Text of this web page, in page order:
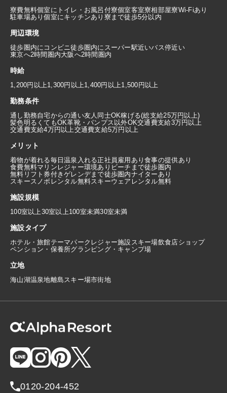
寮費無料個室にトイレ・お風呂付寮個室客室寮相部屋寮Wi-Fiあり
駐車場あり個室にキッチンあり 寮まで徒歩5分以内
周辺環境
徒歩圏内にコンビニ徒歩圏内にスーパー駅近いバス停近い
東京へ2時間圏内大阪へ2時間圏内
時給
1,200円以上1,300円以上1,400円以上1,500円以上
勤務条件
通し勤務自宅からの通い友人同士OK稼げる(総支給25万円以上)
髪色明るくてもOK革靴・パンプス以外OK交通費支給3万円以上
交通費支給4万円以上交通費支給5万円以上
メリット
着物が着れる毎日温泉入れる正社員雇用あり食事の提供あり
食費無料マリンレジャー環境あり ビーチまで徒歩圏内
無料リフト券付きゲレンデまで徒歩圏内ナイターあり
スキースノボレンタル無料スキーウェアレンタル無料
施設規模
100室以上30室以上100室未満30室未満
施設タイプ
ホテル・旅館テーマパーク レジャー施設 スキー場飲食店ショップ
ペンション・保養所グランピング・キャンプ場
立地
海山湖温泉地離島 スキー場市街地
0120-204-452